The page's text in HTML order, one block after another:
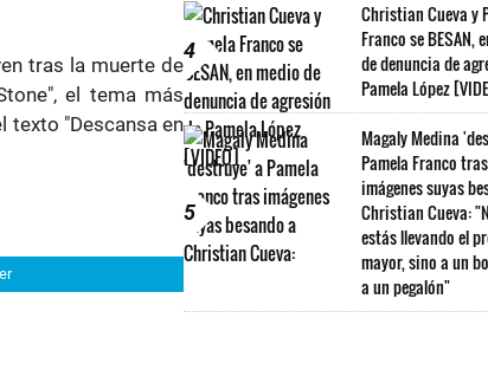
tras la muerte de
el tema más
texto "Descansa en
4
Christian Cueva y
Franco se BESAN,
de denuncia de
Pamela López
5
Magaly Medina
Pamela Franco tras
imágenes suyas
Christian Cueva:
estás llevando el
mayor, sino a un
a un pegalón"